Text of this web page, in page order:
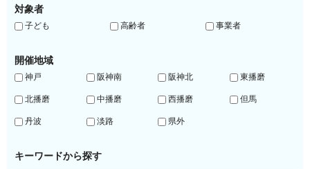
対象者
子ども 高齢者 事業者
開催地域
神戸 阪神南 阪神北 東播磨
北播磨 中播磨 西播磨 但馬
丹波 淡路 県外
キーワードから探す